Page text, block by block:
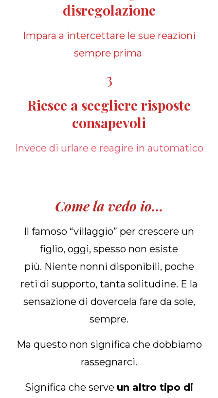
disregolazione
Impara a intercettare le sue reazioni
sempre prima
3
Riesce a scegliere risposte
consapevoli
Invece di urlare e reagire in automatico
Come la vedo io...
Il famoso “villaggio” per crescere un
figlio, oggi, spesso non esiste
più. Niente nonni disponibili, poche
reti di supporto, tanta solitudine. E la
sensazione di dovercela fare da sole,
sempre.
Ma questo non significa che dobbiamo
rassegnarci.
Significa che serve un altro tipo di